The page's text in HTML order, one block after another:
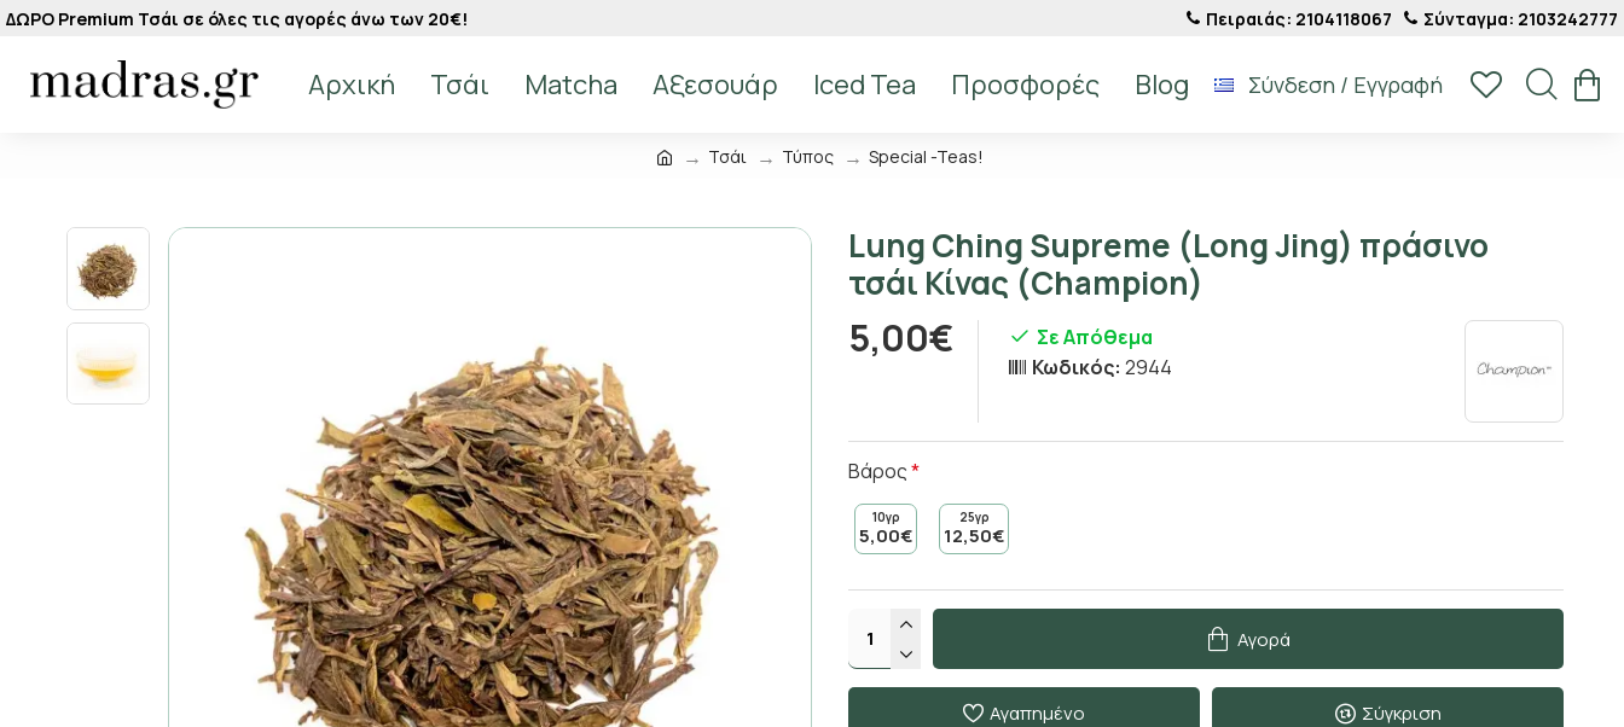
ΔΩΡΟ Premium Τσάι σε όλες τις αγορές άνω των 20€! Πειραιάς: 2104118067 Σύνταγμα: 2103242777
Αρχική Τσάι Matcha Αξεσουάρ Iced Tea Προσφορές Blog Σύνδεση / Εγγραφή
Τσάι Τύπος Special -Teas!
Lung Ching Supreme (Long Jing) πράσινο
τσάι Κίνας (Champion)
5,00€
Σε Απόθεμα
Κωδικός: 2944
Βάρος
10γρ
5,00€
25γρ
12,50€
Αγορά
Αγαπημένο Σύγκριση